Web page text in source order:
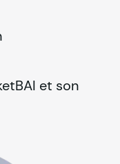
et son